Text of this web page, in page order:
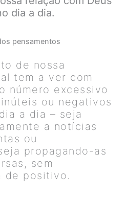
dia a dia.
pensamentos
de nossa
tem a ver com
número excessivo
ou negativos
a dia – seja
a notícias
ou
propagando-as
sem
de positivo.